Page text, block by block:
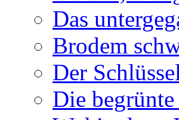
Das
Brodem
Der
Die